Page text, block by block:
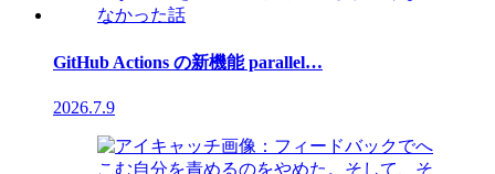
GitHub Actions の新機能 parallel…
2026.7.9